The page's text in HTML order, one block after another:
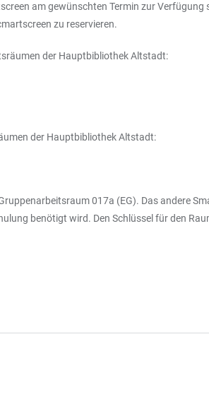
am gewünschten Termin zur
zu reservieren.
der Hauptbibliothek Altstadt:
der Hauptbibliothek Altstadt:
017a (EG). Das andere
benötigt wird. Den Schlüssel für den